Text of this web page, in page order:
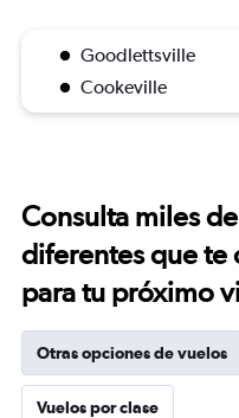
Goodlettsville
Cookeville
Consulta miles
diferentes que te
para tu próximo
Otras opciones de vuelos
Vuelos por clase